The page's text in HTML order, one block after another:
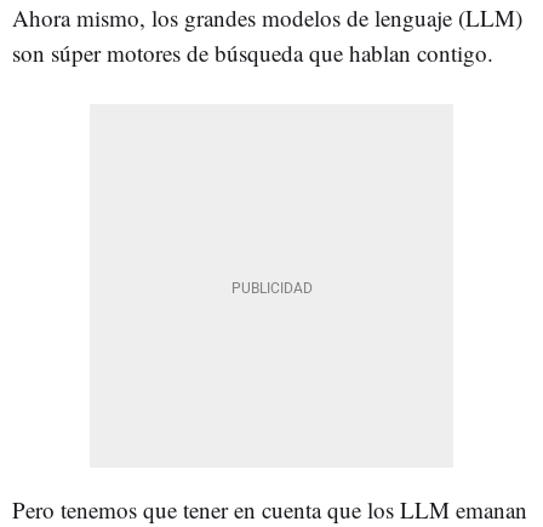
Ahora mismo, los grandes modelos de lenguaje (LLM)
son súper motores de búsqueda que hablan contigo.
Pero tenemos que tener en cuenta que los LLM emanan